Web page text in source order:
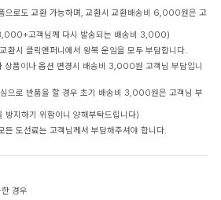
으로도 교환 가능하며, 교환시 교환배송비 6,000원은 고
고객님께 다시 발송되는 배송비 3,000)
환시 클릭앤퍼니에서 왕복 운임을 모두 부담합니다.
상품이나 옵션 변경시 배송비 3,000원 고객님 부담입니
으로 반품을 할 경우 초기 배송비 3,000원은 고객님 부
방지하기 위함이니 양해부탁드립니다)
도선료는 고객님께서 부담해주셔야 합니다.
경우